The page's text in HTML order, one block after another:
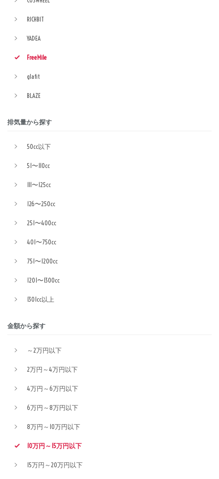
RICHBIT
YADEA
FreeMile
glafit
BLAZE
排気量から探す
50cc以下
51〜110cc
111〜125cc
126〜250cc
251〜400cc
401〜750cc
751〜1200cc
1201〜1300cc
1301cc以上
金額から探す
～2万円以下
2万円～4万円以下
4万円～6万円以下
6万円～8万円以下
8万円～10万円以下
10万円～15万円以下
15万円～20万円以下